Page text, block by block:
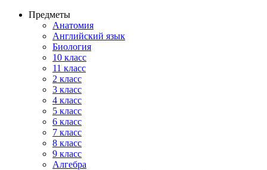
Предметы
Анатомия
Английский язык
Биология
10 класс
11 класс
2 класс
3 класс
4 класс
5 класс
6 класс
7 класс
8 класс
9 класс
Алгебра